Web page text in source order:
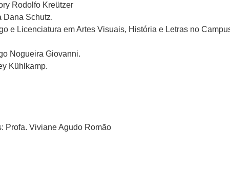
Rodolfo Kreützer
Dana Schutz.
e Licenciatura em Artes Visuais, História e Letras no
Nogueira Giovanni.
Kühlkamp.
Profa. Viviane Agudo Romão